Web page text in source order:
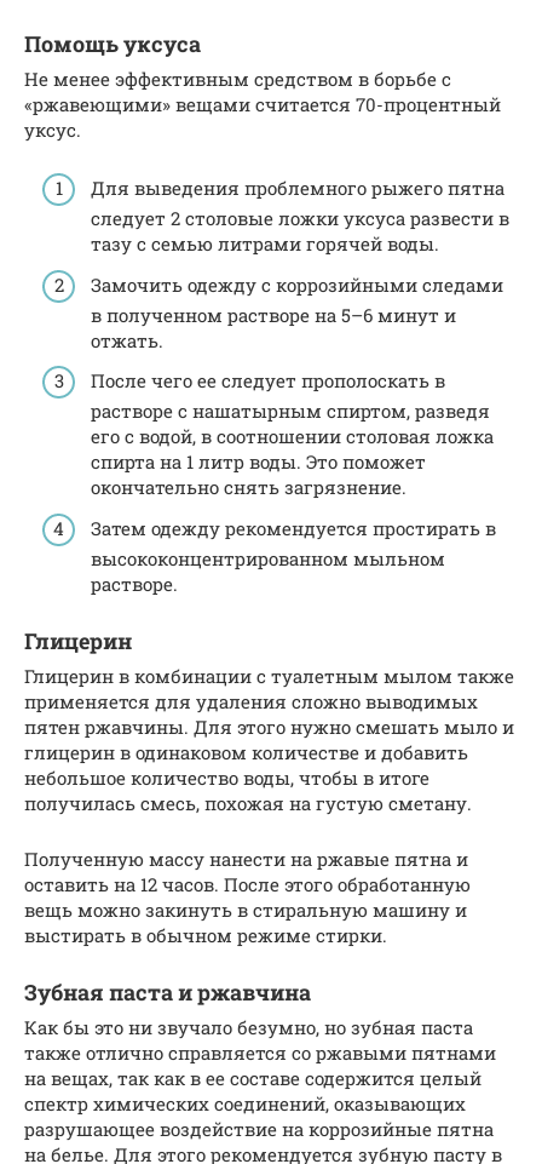
Помощь уксуса
Не менее эффективным средством в борьбе с
«ржавеющими» вещами считается 70-процентный
уксус.
Для выведения проблемного рыжего пятна
следует 2 столовые ложки уксуса развести в
тазу с семью литрами горячей воды.
Замочить одежду с коррозийными следами
в полученном растворе на 5–6 минут и
отжать.
После чего ее следует прополоскать в
растворе с нашатырным спиртом, разведя
его с водой, в соотношении столовая ложка
спирта на 1 литр воды. Это поможет
окончательно снять загрязнение.
Затем одежду рекомендуется простирать в
высококонцентрированном мыльном
растворе.
Глицерин
Глицерин в комбинации с туалетным мылом также
применяется для удаления сложно выводимых
пятен ржавчины. Для этого нужно смешать мыло и
глицерин в одинаковом количестве и добавить
небольшое количество воды, чтобы в итоге
получилась смесь, похожая на густую сметану.
Полученную массу нанести на ржавые пятна и
оставить на 12 часов. После этого обработанную
вещь можно закинуть в стиральную машину и
выстирать в обычном режиме стирки.
Зубная паста и ржавчина
Как бы это ни звучало безумно, но зубная паста
также отлично справляется со ржавыми пятнами
на вещах, так как в ее составе содержится целый
спектр химических соединений, оказывающих
разрушающее воздействие на коррозийные пятна
на белье. Для этого рекомендуется зубную пасту в